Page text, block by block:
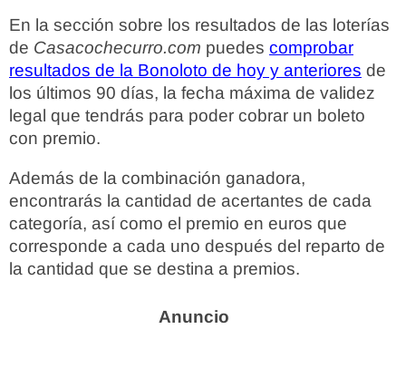
En la sección sobre los resultados de las loterías
de Casacochecurro.com puedes comprobar
resultados de la Bonoloto de hoy y anteriores de
los últimos 90 días, la fecha máxima de validez
legal que tendrás para poder cobrar un boleto
con premio.
Además de la combinación ganadora,
encontrarás la cantidad de acertantes de cada
categoría, así como el premio en euros que
corresponde a cada uno después del reparto de
la cantidad que se destina a premios.